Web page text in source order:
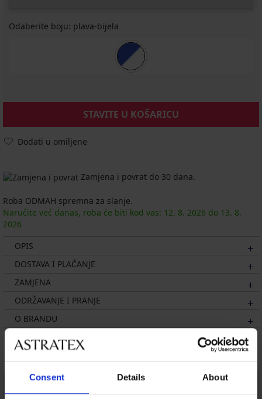
Consent Details About
Odaberite boju: plava-bijela
STAVITE U KOŠARICU
Dodati u omiljene
Zamjena i povrat do 30 dana.
Roba ODMAH spremna za slanje.
Naručite već danas, roba će biti kod vas: 12. 8. 2026 do 13. 8.
2026
OPIS
DOSTAVA I PLAĆANJE
ZAMJENA
ODRŽAVANJE I PRANJE
O BRANDU
Možda će vam se svidjeti